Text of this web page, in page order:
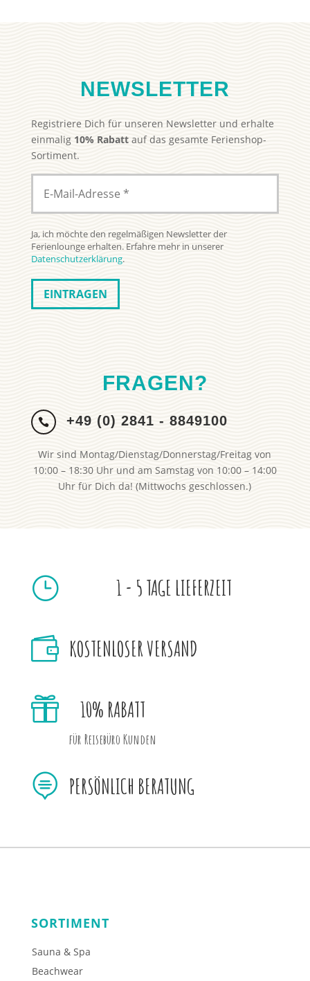
NEWSLETTER
Registriere Dich für unseren Newsletter und erhalte
einmalig 10% Rabattauf das gesamte Ferienshop-
Sortiment.
Ja, ich möchte den regelmäßigen Newsletter der
Ferienlounge erhalten. Erfahre mehr in unserer
Datenschutzerklärung.
FRAGEN?
 +49 (0) 2841 - 8849100
Wir sind Montag/Dienstag/Donnerstag/Freitag von
10:00 – 18:30 Uhr und am Samstag von 10:00 – 14:00
Uhr für Dich da! (Mittwochs geschlossen.)
} 1 - 5 TAGE LIEFERZEIT
 KOSTENLOSER VERSAND
 10% RABATT
für Reisebüro Kunden
 PERSÖNLICH BERATUNG
SORTIMENT
Sauna & Spa
Beachwear